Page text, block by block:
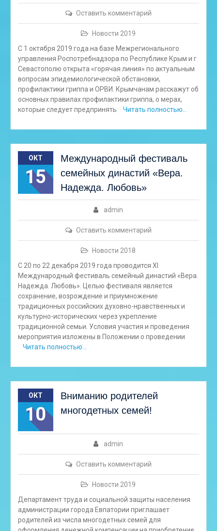
Оставить комментарий
Новости 2019
С 1 октября 2019 года на базе Межрегионального
управления Роспотребнадзора по Республике Крым и г.
Севастополю открыта «горячая линия» по актуальным
вопросам эпидемиологической обстановки,
профилактики гриппа и ОРВИ. Крымчанам расскажут об
основных правилах профилактики гриппа, о мерах,
которые следует предпринять
Читать полностью…
ОКТ
15
Международный фестиваль
семейных династий «Вера.
Надежда. Любовь»
admin
Оставить комментарий
Новости 2018
С 20 по 22 декабря 2019 года проводится XI
Международный фестиваль семейный династий «Вера.
Надежда. Любовь». Целью фестиваля является
сохранение, возрождение и приумножение
традиционных российских духовно-нравственных и
культурно-исторических через укрепление
традиционной семьи. Условия участия и проведения
мероприятия изложены в Положении о проведении
Читать полностью…
ОКТ
10
Вниманию родителей
многодетных семей!
admin
Оставить комментарий
Новости 2019
Департамент труда и социальной защиты населения
администрации города Евпатории приглашает
родителей из числа многодетных семей для